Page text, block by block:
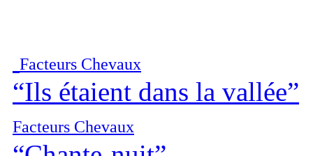
Facteurs Chevaux
“Ils étaient dans la vallée”
Facteurs Chevaux